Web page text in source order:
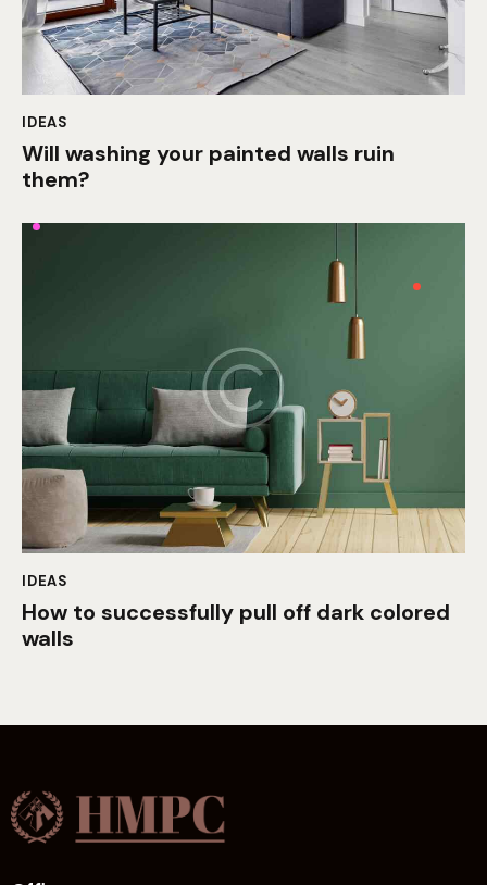
IDEAS
Will washing your painted walls ruin
them?
IDEAS
How to successfully pull off dark colored
walls